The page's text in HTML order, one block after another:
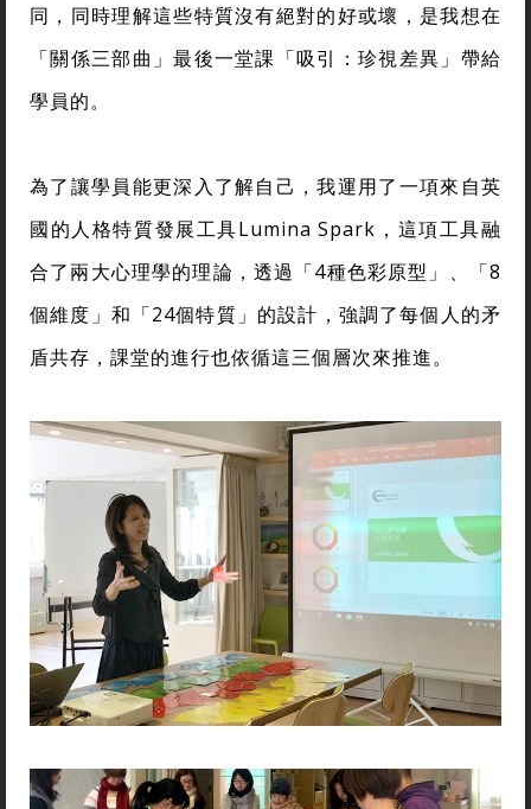
同，同時理解這些特質沒有絕對的好或壞，是我想在
「關係三部曲」最後一堂課「吸引：珍視差異」帶給
學員的。
為了讓學員能更深入了解自己，我運用了一項來自英
國的人格特質發展工具Lumina Spark，這項工具融
合了兩大心理學的理論，透過「4種色彩原型」、「8
個維度」和「24個特質」的設計，強調了每個人的矛
盾共存，課堂的進行也依循這三個層次來推進。